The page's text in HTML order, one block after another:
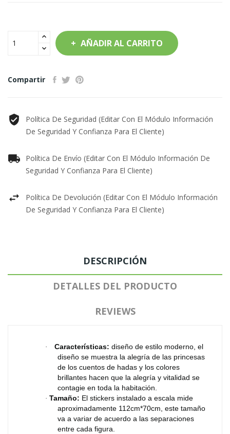
AÑADIR AL CARRITO
Compartir
Política De Seguridad (editar Con El Módulo Información
De Seguridad Y Confianza Para El Cliente)
Política De Envío (editar Con El Módulo Información De
Seguridad Y Confianza Para El Cliente)
Política De Devolución (editar Con El Módulo Información
De Seguridad Y Confianza Para El Cliente)
DESCRIPCIÓN
DETALLES DEL PRODUCTO
REVIEWS
· Características: diseño de estilo moderno, el
diseño se muestra la alegría de las princesas
de los cuentos de hadas y los colores
brillantes hacen que la alegría y vitalidad se
contagie en toda la habitación.
· Tamaño: El stickers instalado a escala mide
aproximadamente 112cm*70cm, este tamaño
va a variar de acuerdo a las separaciones
entre cada figura.